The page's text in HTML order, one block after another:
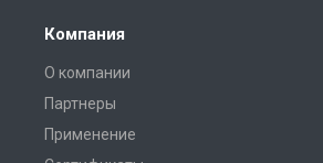
Компания
О компании
Партнеры
Применение